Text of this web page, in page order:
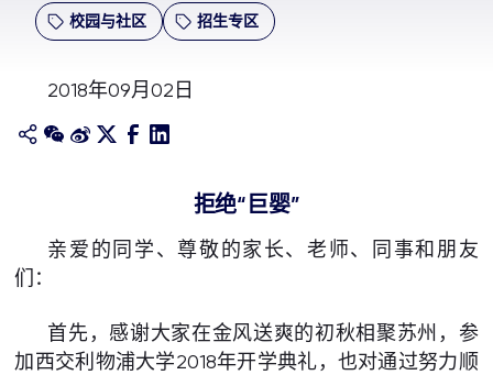
校园与社区 招生专区
2018年09月02日
拒绝“巨婴”
亲爱的同学、尊敬的家长、老师、同事和朋友
们：
首先，感谢大家在金风送爽的初秋相聚苏州，参
加西交利物浦大学2018年开学典礼，也对通过努力顺